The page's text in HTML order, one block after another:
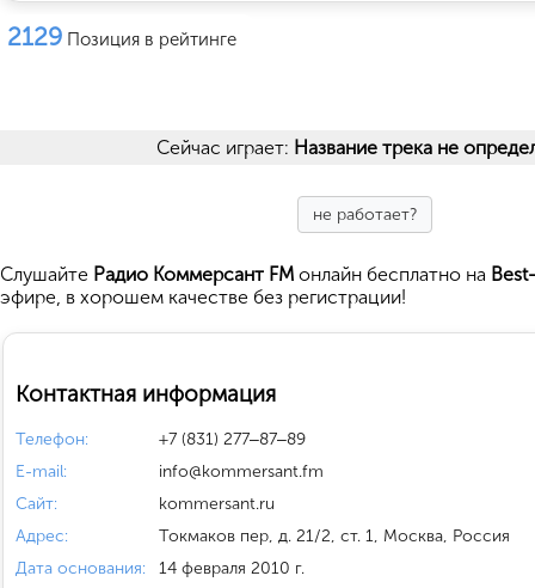
2129 Позиция в рейтинге
Сейчас играет: Название трека не
не работает?
Cлушайте Радио Коммерсант FM онлайн бесплатно на
эфире, в хорошем качестве без регистрации!
Контактная информация
Телефон:
+7 (831) 277‒87‒89
E-mail:
info@kommersant.fm
Сайт:
kommersant.ru
Адрес:
Токмаков пер, д. 21/2, ст. 1, Москва, Россия
Дата основания:
14 февраля 2010 г.